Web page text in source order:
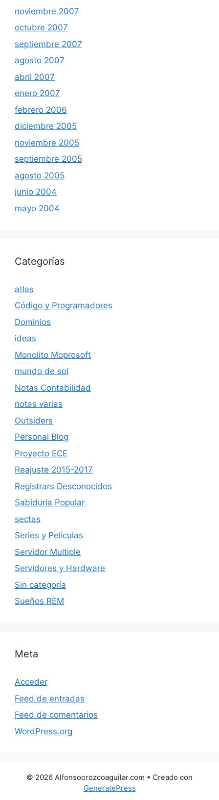
noviembre 2007
octubre 2007
septiembre 2007
agosto 2007
abril 2007
enero 2007
febrero 2006
diciembre 2005
noviembre 2005
septiembre 2005
agosto 2005
junio 2004
mayo 2004
Categorías
atlas
Código y Programadores
Dominios
ideas
Monolito Moprosoft
mundo de sol
Notas Contabilidad
notas varias
Outsiders
Personal Blog
Proyecto ECE
Reajuste 2015-2017
Registrars Desconocidos
Sabiduria Popular
sectas
Series y Películas
Servidor Multiple
Servidores y Hardware
Sin categoría
Sueños REM
Meta
Acceder
Feed de entradas
Feed de comentarios
WordPress.org
© 2026 Alfonsoorozcoaguilar.com • Creado con
GeneratePress